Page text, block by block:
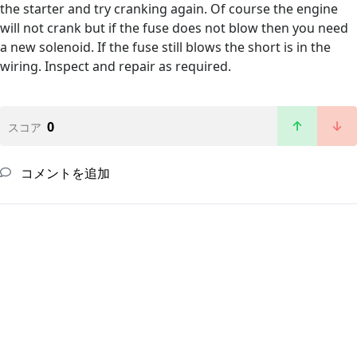
the starter and try cranking again. Of course the engine
will not crank but if the fuse does not blow then you need
a new solenoid. If the fuse still blows the short is in the
wiring. Inspect and repair as required.
スコア 0
コメントを追加